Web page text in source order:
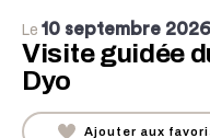
Le 10 septembre 2026
Visite guidée
Dyo
Ajouter aux